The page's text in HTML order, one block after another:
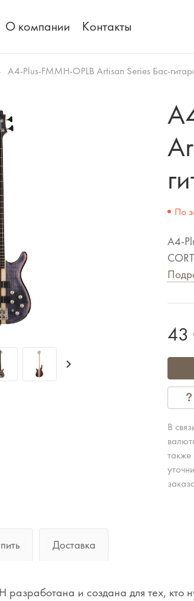
О компании Контакты
A4-Plus-FMMH-OPLB Artisan Series Бас-
По
A4-
CORT
43
В
также
Доставка
разработана и создана для тех, кто